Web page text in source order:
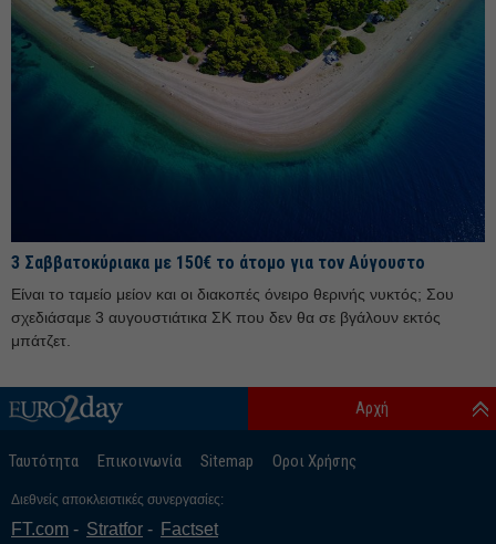
Οκτώβριος 25
Σεπτέμβριος 25
Αύγουστος 25
Μάρτιος 25
Φεβρουάριος 25
Ιανουάριος 25
Νοέμβριος 24
Αύγουστος 24
3 Σαββατοκύριακα με 150€ το άτομο για τον Αύγουστο
Είναι το ταμείο μείον και οι διακοπές όνειρο θερινής νυκτός; Σου
σχεδιάσαμε 3 αυγουστιάτικα ΣΚ που δεν θα σε βγάλουν εκτός
μπάτζετ.
Ταυτότητα Επικοινωνία Sitemap Οροι Χρήσης
Αρχή
Διεθνείς αποκλειστικές συνεργασίες:
FT.com Stratfor Factset